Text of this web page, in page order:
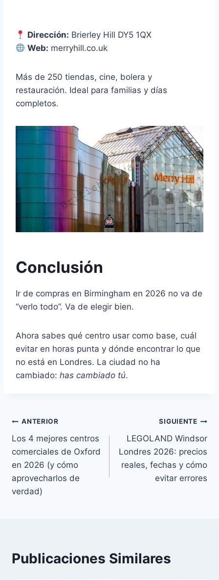
Dirección: Brierley Hill DY5 1QX
Web: merryhill.co.uk
Más de 250 tiendas, cine, bolera y
restauración. Ideal para familias y días
completos.
Conclusión
Ir de compras en Birmingham en 2026 no va de
“verlo todo”. Va de elegir bien.
Ahora sabes qué centro usar como base, cuál
evitar en horas punta y dónde encontrar lo que
no está en Londres. La ciudad no ha
cambiado: has cambiado tú.
Navegación
de
entradas
ANTERIOR
Los 4 mejores centros
comerciales de Oxford
en 2026 (y cómo
aprovecharlos de
verdad)
SIGUIENTE
LEGOLAND Windsor
Londres 2026: precios
reales, fechas y cómo
evitar errores
Publicaciones Similares